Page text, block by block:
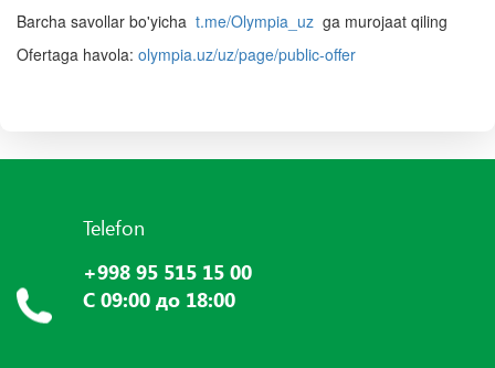
Barcha savollar bo'yicha t.me/Olympia_uz ga murojaat qiling
Ofertaga havola: olympia.uz/uz/page/public-offer
Telefon
+998 95 515 15 00
С 09:00 до 18:00